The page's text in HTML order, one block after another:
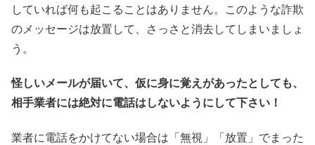
していれば何も起こることはありません。このような詐欺
のメッセージは放置して、さっさと消去してしまいましょ
う。
怪しいメールが届いて、仮に身に覚えがあったとしても、
相手業者には絶対に電話はしないようにして下さい！
業者に電話をかけてない場合は「無視」「放置」でまった